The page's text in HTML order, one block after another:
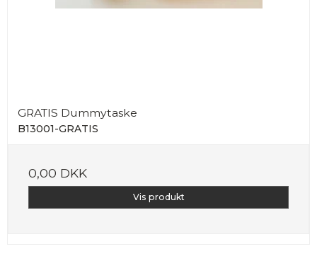
GRATIS Dummytaske
B13001-GRATIS
0,00 DKK
Vis produkt